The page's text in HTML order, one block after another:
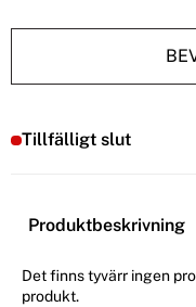
Tillfälligt slut
Produktbeskrivning
Det finns tyvärr ingen
produkt.